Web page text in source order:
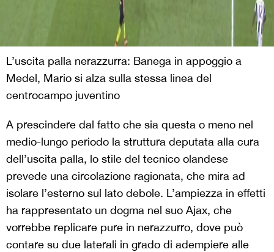
L’uscita palla nerazzurra: Banega in appoggio a
Medel, Mario si alza sulla stessa linea del
centrocampo juventino
A prescindere dal fatto che sia questa o meno nel
medio-lungo periodo la struttura deputata alla cura
dell’uscita palla, lo stile del tecnico olandese
prevede una circolazione ragionata, che mira ad
isolare l’esterno sul lato debole. L’ampiezza in effetti
ha rappresentato un dogma nel suo Ajax, che
vorrebbe replicare pure in nerazzurro, dove può
contare su due laterali in grado di adempiere alle